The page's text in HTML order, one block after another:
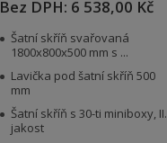
Bez DPH: 6 538,00 Kč
Šatní skříň svařovaná
1800x800x500 mm s ...
Lavička pod šatní skříň 500
mm
Šatní skříň s 30-ti miniboxy, II.
jakost